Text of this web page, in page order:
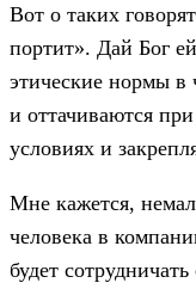
Вот о таких
портит». Дай Бог
этические нормы в
и оттачиваются
условиях и
Мне кажется,
человека в
будет